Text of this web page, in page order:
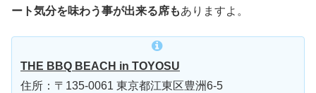
ート気分を味わう事が出来る席もありますよ。
THE BBQ BEACH in TOYOSU
住所：〒135-0061 東京都江東区豊洲6-5